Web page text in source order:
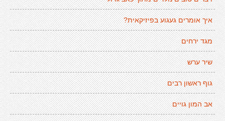
איך אומרים געגוע בפיזיקאית?
מגד ירחים
שיר ערש
גוף ראשון רבים
אב המון גויים